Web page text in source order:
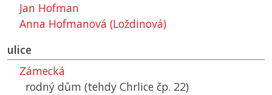
Jan Hofman
Anna Hofmanová (Loždinová)
ulice
Zámecká
rodný dům (tehdy Chrlice čp. 22)